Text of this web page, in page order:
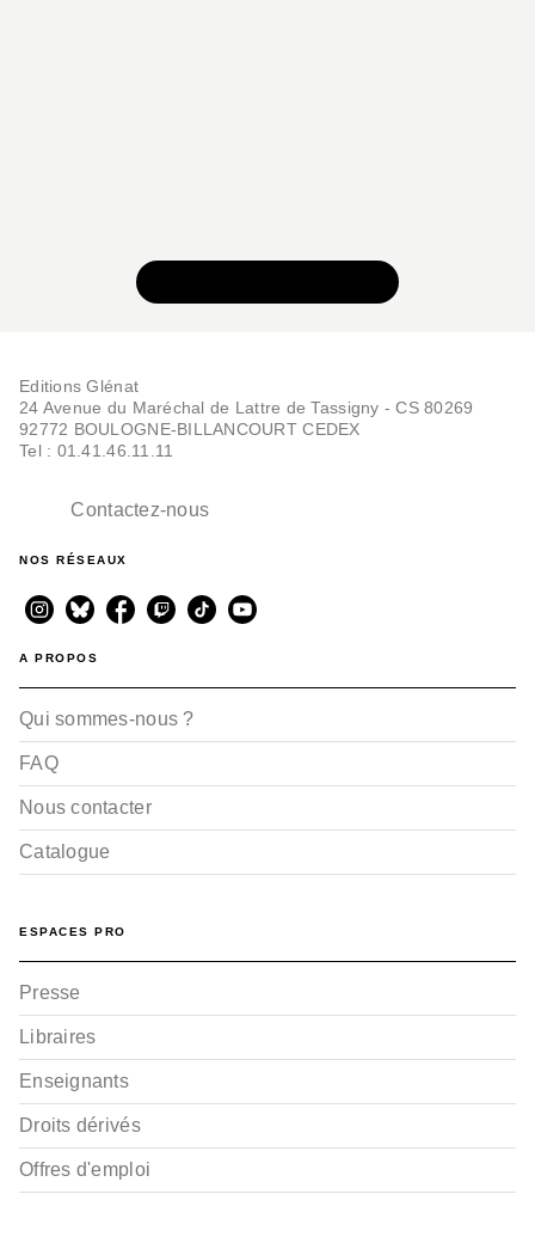
Editions Glénat
24 Avenue du Maréchal de Lattre de Tassigny - CS 80269
92772 BOULOGNE-BILLANCOURT CEDEX
Tel : 01.41.46.11.11
Contactez-nous
NOS RÉSEAUX
A PROPOS
Qui sommes-nous ?
FAQ
Nous contacter
Catalogue
ESPACES PRO
Presse
Libraires
Enseignants
Droits dérivés
Offres d'emploi